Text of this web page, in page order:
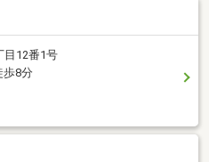
目12番1号
歩8分